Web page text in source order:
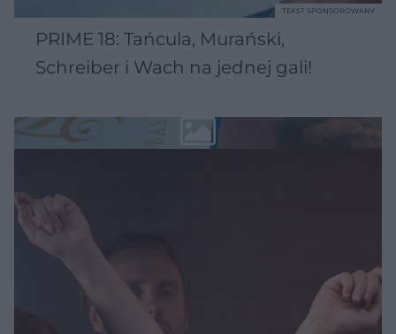
PRIME 18: Tańcula, Murański,
Schreiber i Wach na jednej gali!
TEKST SPONSOROWANY